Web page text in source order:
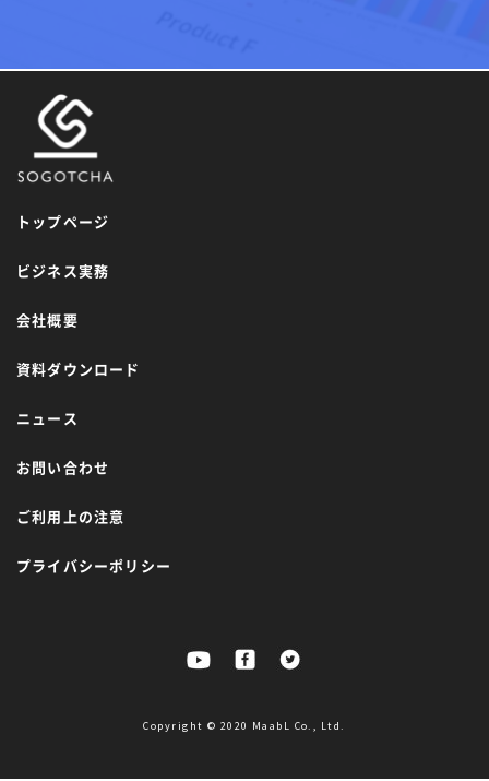
トップページ
ビジネス実務
会社概要
資料ダウンロード
ニュース
お問い合わせ
ご利用上の注意
プライバシーポリシー
Copyright © 2020 MaabL Co., Ltd.